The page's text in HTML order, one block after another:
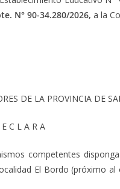
N° 90-34.280/2026, a la
DE LA PROVINCIA DE
C L A R A
competentes
El Bordo (próximo